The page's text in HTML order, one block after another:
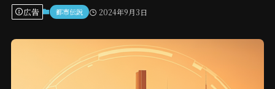
広告 都市伝説 2024年9月3日